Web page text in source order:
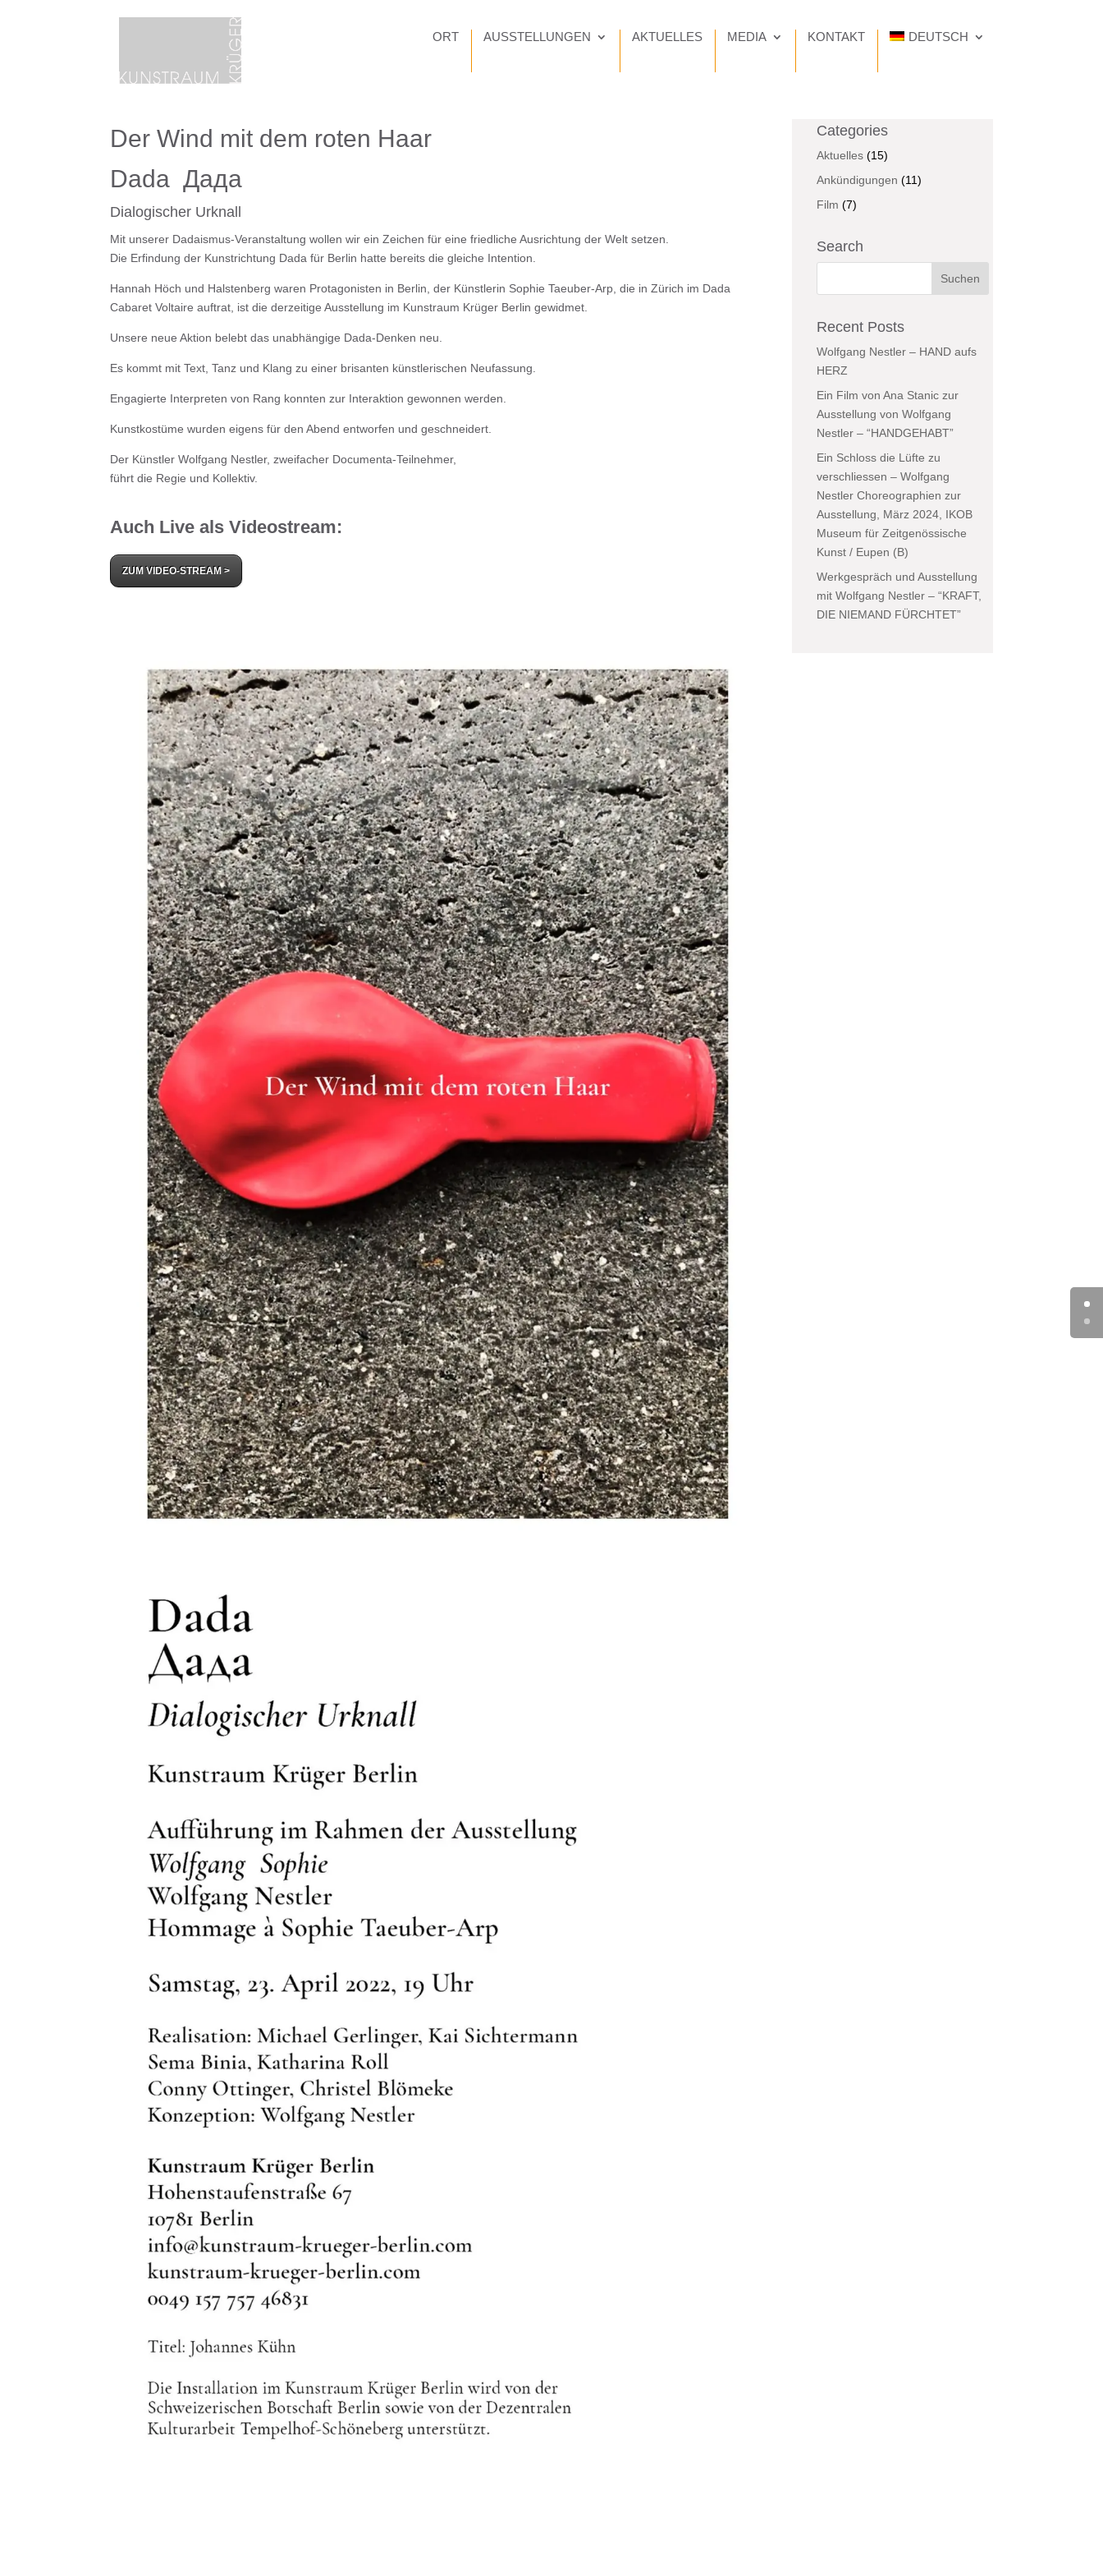
ORT AUSSTELLUNGEN AKTUELLES MEDIA KONTAKT DEUTSCH
Der Wind mit dem roten Haar
Dada Дада
Dialogischer Urknall
Mit unserer Dadaismus-Veranstaltung wollen wir ein Zeichen für eine friedliche Ausrichtung der Welt setzen.
Die Erfindung der Kunstrichtung Dada für Berlin hatte bereits die gleiche Intention.
Hannah Höch und Halstenberg waren Protagonisten in Berlin, der Künstlerin Sophie Taeuber-Arp, die in Zürich im Dada
Cabaret Voltaire auftrat, ist die derzeitige Ausstellung im Kunstraum Krüger Berlin gewidmet.
Unsere neue Aktion belebt das unabhängige Dada-Denken neu.
Es kommt mit Text, Tanz und Klang zu einer brisanten künstlerischen Neufassung.
Engagierte Interpreten von Rang konnten zur Interaktion gewonnen werden.
Kunstkostüme wurden eigens für den Abend entworfen und geschneidert.
Der Künstler Wolfgang Nestler, zweifacher Documenta-Teilnehmer,
führt die Regie und Kollektiv.
Auch Live als Videostream:
ZUM VIDEO-STREAM >
Categories
Aktuelles(15)
Ankündigungen (11)
Film (7)
Search
Recent Posts
Wolfgang Nestler – HAND aufs
HERZ
Ein Film von Ana Stanic zur
Ausstellung von Wolfgang
Nestler – “HANDGEHABT”
Ein Schloss die Lüfte zu
verschliessen – Wolfgang
Nestler Choreographien zur
Ausstellung, März 2024, IKOB
Museum für Zeitgenössische
Kunst / Eupen (B)
Werkgespräch und Ausstellung
mit Wolfgang Nestler – “KRAFT,
DIE NIEMAND FÜRCHTET”